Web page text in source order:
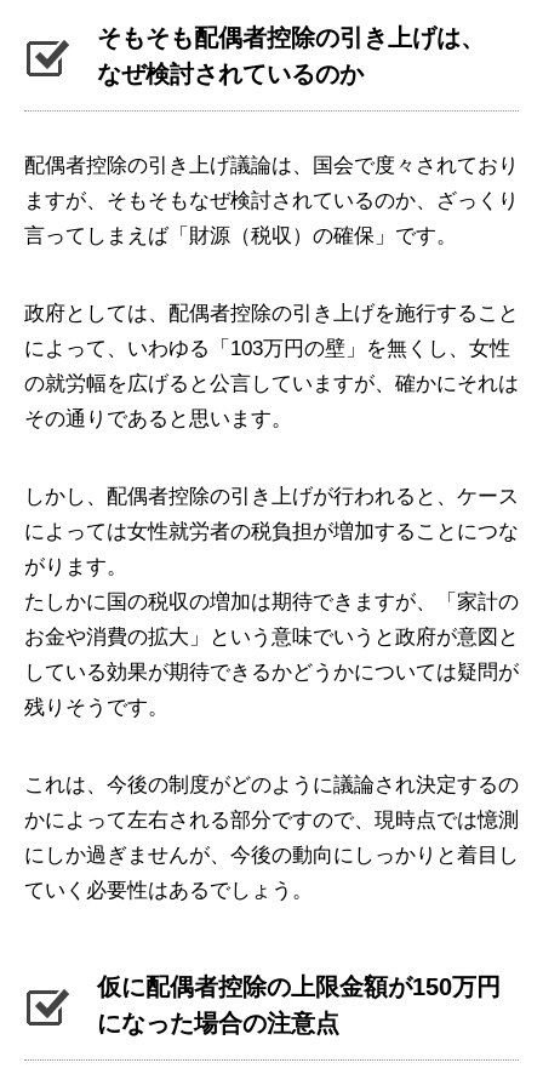
そもそも配偶者控除の引き上げは、
なぜ検討されているのか
配偶者控除の引き上げ議論は、国会で度々されており
ますが、そもそもなぜ検討されているのか、ざっくり
言ってしまえば「財源（税収）の確保」です。
政府としては、配偶者控除の引き上げを施行すること
によって、いわゆる「103万円の壁」を無くし、女性
の就労幅を広げると公言していますが、確かにそれは
その通りであると思います。
しかし、配偶者控除の引き上げが行われると、ケース
によっては女性就労者の税負担が増加することにつな
がります。
たしかに国の税収の増加は期待できますが、「家計の
お金や消費の拡大」という意味でいうと政府が意図と
している効果が期待できるかどうかについては疑問が
残りそうです。
これは、今後の制度がどのように議論され決定するの
かによって左右される部分ですので、現時点では憶測
にしか過ぎませんが、今後の動向にしっかりと着目し
ていく必要性はあるでしょう。
仮に配偶者控除の上限金額が150万円
になった場合の注意点